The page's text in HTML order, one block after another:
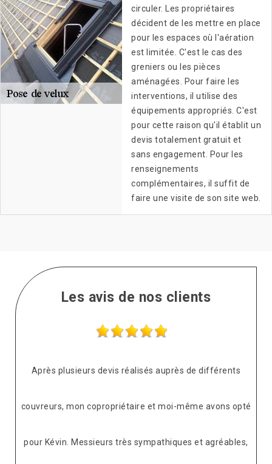
circuler. Les propriétaires
décident de les mettre en place
pour les espaces où l'aération
est limitée. C'est le cas des
greniers ou les pièces
aménagées. Pour faire les
interventions, il utilise des
équipements appropriés. C'est
pour cette raison qu'il établit un
devis totalement gratuit et
sans engagement. Pour les
renseignements
complémentaires, il suffit de
faire une visite de son site web.
Les avis de nos clients
Après plusieurs devis réalisés auprès de différents
couvreurs, mon copropriétaire et moi-même avons opté
pour Kévin. Messieurs très sympathiques et agréables,